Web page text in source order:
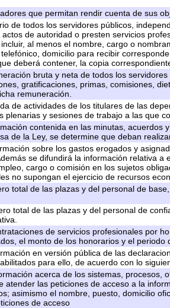
que permitan rendir cuenta de sus
de todos los servidores públicos,
actos de autoridad o presten servicios
al menos el nombre, cargo o
domicilio para recibir
deberá contener, la copia
bruta y neta de todos los
gratificaciones, primas, comisiones,
remuneración.
de actividades de los titulares de las
plenarias y sesiones de trabajo a las que
contenida en las minutas, acuerdos
de la Ley, se determine que deban
sobre los gastos erogados y
se difundirá la información relativa
cargo o comisión en los sujetos
no supongan el ejercicio de recursos
total de las plazas y del personal de
total de las plazas y del personal de
de servicios profesionales por
el monto de los honorarios y el periodo
en versión pública de las
para ello, de acuerdo con lo
acerca de los sistemas, procesos,
atender las peticiones de acceso a la
asimismo el nombre, puesto, domicilio
de acceso